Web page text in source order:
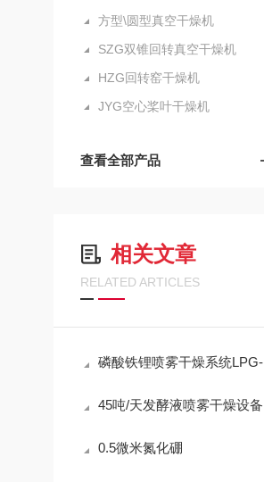
方型\圆型真空干燥机
SZG双锥回转真空干燥机
HZG回转窑干燥机
JYG空心桨叶干燥机
查看全部产品
相关文章
RELATED ARTICLES
磷酸铁锂喷雾干燥系统LPG-150
45吨/天发酵液喷雾干燥设备
0.5微米氮化硼